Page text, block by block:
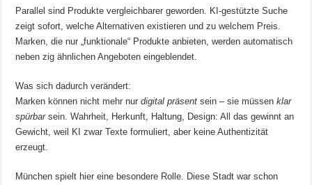
Parallel sind Produkte vergleichbarer geworden. KI-gestützte Suche
zeigt sofort, welche Alternativen existieren und zu welchem Preis.
Marken, die nur „funktionale“ Produkte anbieten, werden automatisch
neben zig ähnlichen Angeboten eingeblendet.
Was sich dadurch verändert:
Marken können nicht mehr nurdigital präsent sein – sie müssenklar
spürbarsein. Wahrheit, Herkunft, Haltung, Design: All das gewinnt an
Gewicht, weil KI zwar Texte formuliert, aber keine Authentizität
erzeugt.
München spielt hier eine besondere Rolle. Diese Stadt war schon